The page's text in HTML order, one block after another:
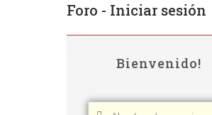
Foro - Iniciar sesión
Bienvenido!